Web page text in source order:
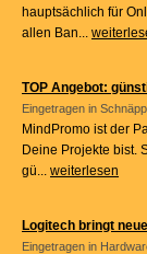
hauptsächlich für
allen Ban...
TOP Angebot:
Eingetragen in
MindPromo ist der
Deine Projekte bist.
gü... weiterlesen
Logitech bringt
Eingetragen in